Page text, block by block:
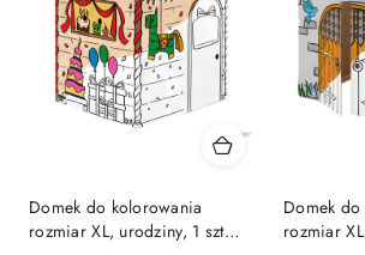
Domek do kolorowania
rozmiar XL, urodziny, 1 szt
Domek
rozmiar